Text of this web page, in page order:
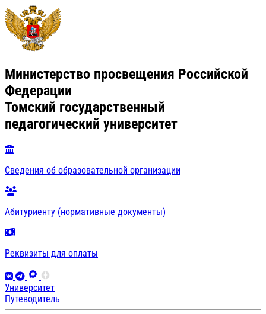
Министерство просвещения Российской
Федерации
Томский государственный
педагогический университет
Сведения об образовательной организации
Абитуриенту (нормативные документы)
Реквизиты для оплаты
Университет
Путеводитель